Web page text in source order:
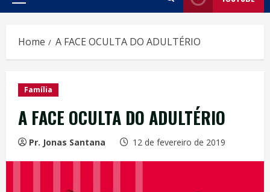
Primary
Home A FACE OCULTA DO ADULTÉRIO
Família
A FACE OCULTA DO ADULTÉRIO
Pr. Jonas Santana 12 de fevereiro de 2019